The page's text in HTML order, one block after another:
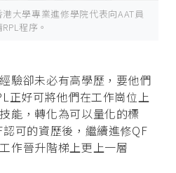
大學專業進修學院代表向AAT員
程序。
驗卻未必有高學歷，要他們
正好可將他們在工作崗位上
能，轉化為可以量化的標
可的資歷後，繼續進修QF
作晉升階梯上更上一層